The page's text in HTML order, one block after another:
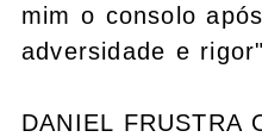
mim o consolo
adversidade e
DANIEL FRUSTRA